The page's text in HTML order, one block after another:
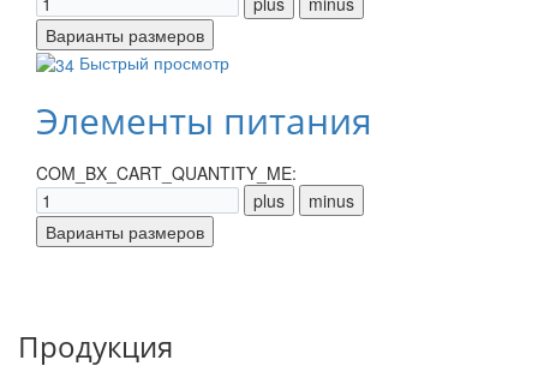
Быстрый просмотр
Элементы питания
COM_BX_CART_QUANTITY_ME:
Продукция